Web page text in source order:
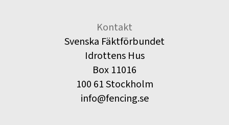
Kontakt
Svenska Fäktförbundet
Idrottens Hus
Box 11016
100 61 Stockholm
info@fencing.se